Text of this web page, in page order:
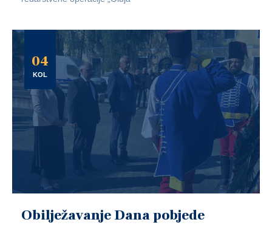
04
KOL
Obilježavanje Dana pobjede